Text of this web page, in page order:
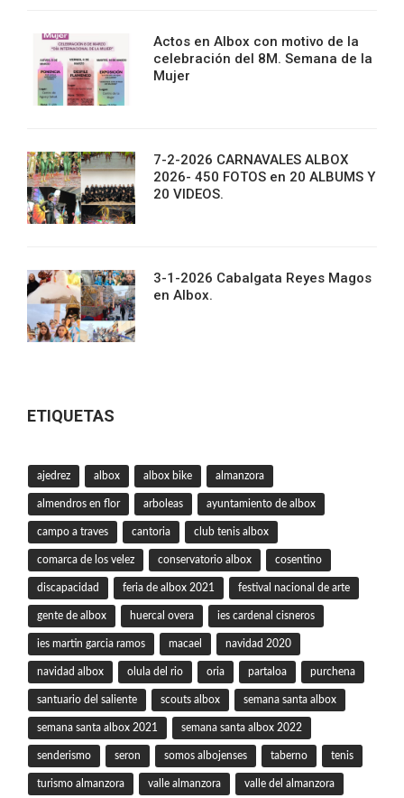
Actos en Albox con motivo de la
celebración del 8M. Semana de la
Mujer
7-2-2026 CARNAVALES ALBOX
2026- 450 FOTOS en 20 ALBUMS Y
20 VIDEOS.
3-1-2026 Cabalgata Reyes Magos
en Albox.
ETIQUETAS
ajedrez albox albox bike almanzora
almendros en flor arboleas ayuntamiento de albox
campo a traves cantoria club tenis albox
comarca de los velez conservatorio albox cosentino
discapacidad feria de albox 2021 festival nacional de arte
gente de albox huercal overa ies cardenal cisneros
ies martin garcia ramos macael navidad 2020
navidad albox olula del rio oria partaloa purchena
santuario del saliente scouts albox semana santa albox
semana santa albox 2021 semana santa albox 2022
senderismo seron somos albojenses taberno tenis
turismo almanzora valle almanzora valle del almanzora